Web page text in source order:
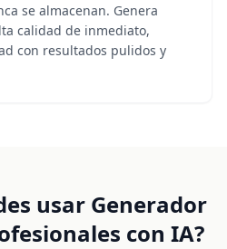
se almacenan. Genera
calidad de inmediato,
con resultados pulidos y
usar Generador
con IA?